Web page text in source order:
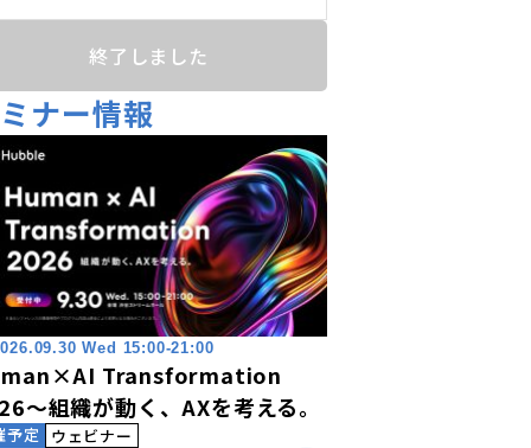
終了しました
ナー情報
Wed 15:00-21:00
Transformation
〜組織が動く、AXを考える。
予定
ウェビナー